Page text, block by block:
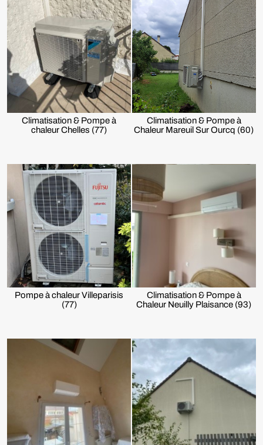
Climatisation & Pompe à
chaleur Chelles (77)
Climatisation & Pompe à
Chaleur Mareuil Sur Ourcq (60)
Pompe à chaleur Villeparisis
(77)
Climatisation & Pompe à
Chaleur Neuilly Plaisance (93)